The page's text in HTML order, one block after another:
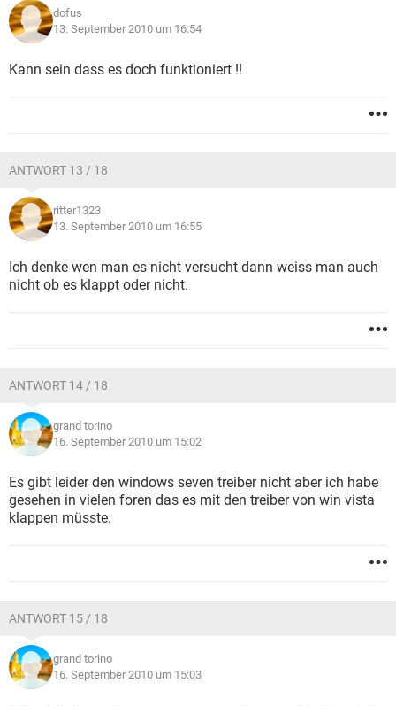
dofus
13. September 2010 um 16:54
Kann sein dass es doch funktioniert !!
ANTWORT 13 / 18
ritter1323
13. September 2010 um 16:55
Ich denke wen man es nicht versucht dann weiss man auch
nicht ob es klappt oder nicht.
ANTWORT 14 / 18
grand torino
16. September 2010 um 15:02
Es gibt leider den windows seven treiber nicht aber ich habe
gesehen in vielen foren das es mit den treiber von win vista
klappen müsste.
ANTWORT 15 / 18
grand torino
16. September 2010 um 15:03